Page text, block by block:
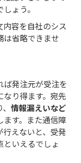
ょう。
容を自社のシス
は省略できませ
ば発注元が受注を
り得ます。宛先
情報漏えいなど
ます。また通信障
えないと、受発
いえるでしょ